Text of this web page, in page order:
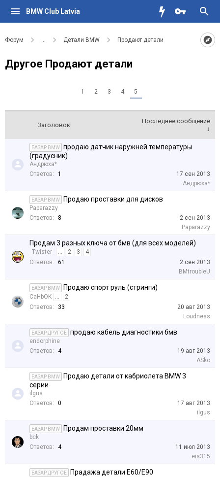
BMW Club Latvia
Форум ... Детали BMW Продают детали
Другое Продают детали
1 2 3 4 5
Заголовок
Последнее сообщение
↓
БАЗАР BMW
продаю датчик наружней температуры
(градусник)
Андрюха*
Ответов:
1
17 сен 2013
Андрюха*
БАЗАР BMW Продаю проставки для дисков
Paparazzy
Ответов:
8
2 сен 2013
Paparazzy
Продам 3 разных ключа от бмв (для всех моделей)
_Twister_ ... 2 3
4
Ответов:
61
2 сен 2013
BMtroubleU
БАЗАР BMW Продаю спорт руль (стринги)
CaHbOK ...
2
Ответов:
33
20 авг 2013
Loudness
БАЗАР ДРУГОЕ продаю кабель диагностики бмв
endorphine
Ответов:
4
19 авг 2013
ASko
БАЗАР BMW
Продаю детали от кабриолета BMW 3
серии
ilgus
Ответов:
0
17 авг 2013
ilgus
БАЗАР BMW Продам проставки 20мм
bck
Ответов:
4
11 июл 2013
eis315
БАЗАР ДРУГОЕ Прадажа детали Е60/Е90